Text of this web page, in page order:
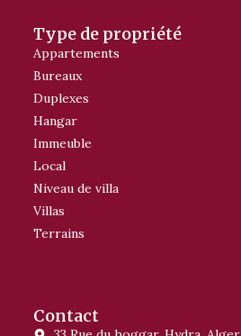
Type de propriété
Appartements
Bureaux
Duplexes
Hangar
Immeuble
Local
Niveau de villa
Villas
Terrains
Contact